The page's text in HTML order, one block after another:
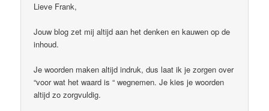
Lieve Frank,
Jouw blog zet mij altijd aan het denken en kauwen op de
inhoud.
Je woorden maken altijd indruk, dus laat ik je zorgen over
“voor wat het waard is “ wegnemen. Je kies je woorden
altijd zo zorgvuldig.